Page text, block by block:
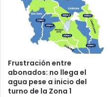
Frustración entre
abonados: no llega el
agua pese a inicio del
turno de la Zona 1